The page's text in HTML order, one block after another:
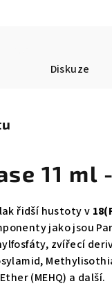
Diskuze
11 ml
řidší hustoty v
jako jsou
zvířecí
(MEHQ) a další.